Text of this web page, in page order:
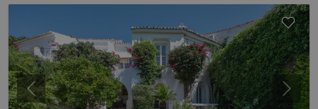
Anterior